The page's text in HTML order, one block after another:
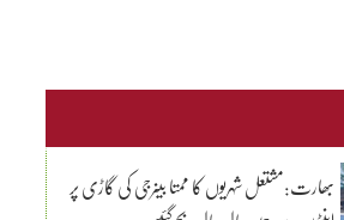
بھارت:مشتعل شہریوں کا ممتا بینرجی کی گاڑی پر